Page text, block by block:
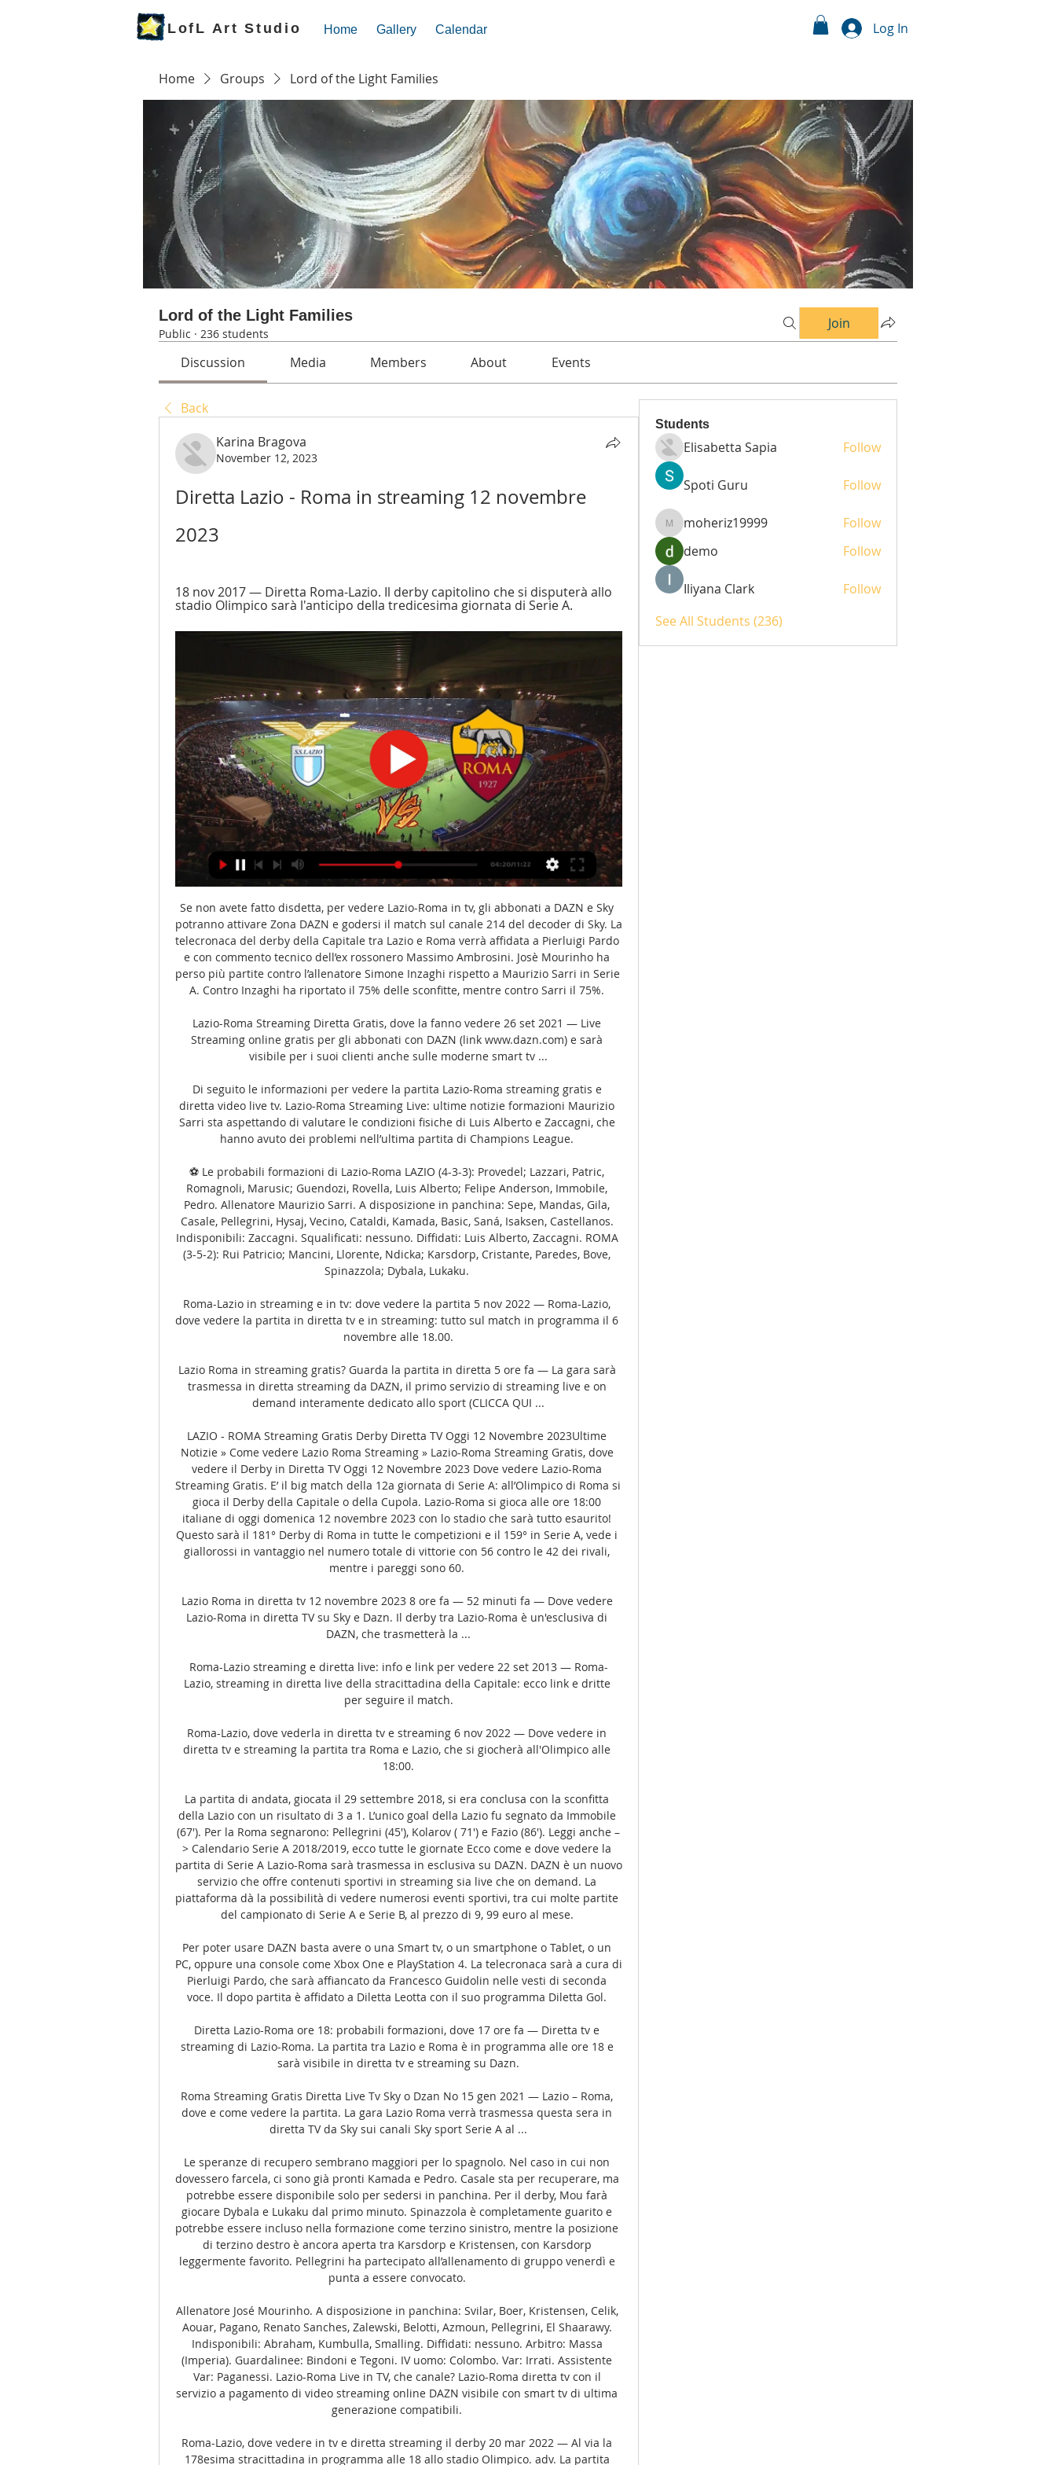
LofL Art Studio Home Gallery Calendar Log In
Home Groups Lord of the Light Families
Lord of the Light Families
Public · 236 students
Join
Discussion Media Members About Events
Back
Karina Bragova
November 12, 2023
Diretta Lazio - Roma in streaming 12 novembre
2023
18 nov 2017 — Diretta Roma-Lazio. Il derby capitolino che si disputerà allo
stadio Olimpico sarà l'anticipo della tredicesima giornata di Serie A.
Se non avete fatto disdetta, per vedere Lazio-Roma in tv, gli abbonati a DAZN e Sky
potranno attivare Zona DAZN e godersi il match sul canale 214 del decoder di Sky. La
telecronaca del derby della Capitale tra Lazio e Roma verrà affidata a Pierluigi Pardo
e con commento tecnico dell’ex rossonero Massimo Ambrosini. Josè Mourinho ha
perso più partite contro l’allenatore Simone Inzaghi rispetto a Maurizio Sarri in Serie
A. Contro Inzaghi ha riportato il 75% delle sconfitte, mentre contro Sarri il 75%.
Lazio-Roma Streaming Diretta Gratis, dove la fanno vedere 26 set 2021 — Live
Streaming online gratis per gli abbonati con DAZN (link www.dazn.com) e sarà
visibile per i suoi clienti anche sulle moderne smart tv ...
Di seguito le informazioni per vedere la partita Lazio-Roma streaming gratis e
diretta video live tv. Lazio-Roma Streaming Live: ultime notizie formazioni Maurizio
Sarri sta aspettando di valutare le condizioni fisiche di Luis Alberto e Zaccagni, che
hanno avuto dei problemi nell’ultima partita di Champions League.
⚽ Le probabili formazioni di Lazio-Roma LAZIO (4-3-3): Provedel; Lazzari, Patric,
Romagnoli, Marusic; Guendozi, Rovella, Luis Alberto; Felipe Anderson, Immobile,
Pedro. Allenatore Maurizio Sarri. A disposizione in panchina: Sepe, Mandas, Gila,
Casale, Pellegrini, Hysaj, Vecino, Cataldi, Kamada, Basic, Saná, Isaksen, Castellanos.
Indisponibili: Zaccagni. Squalificati: nessuno. Diffidati: Luis Alberto, Zaccagni. ROMA
(3-5-2): Rui Patricio; Mancini, Llorente, Ndicka; Karsdorp, Cristante, Paredes, Bove,
Spinazzola; Dybala, Lukaku.
Roma-Lazio in streaming e in tv: dove vedere la partita 5 nov 2022 — Roma-Lazio,
dove vedere la partita in diretta tv e in streaming: tutto sul match in programma il 6
novembre alle 18.00.
Lazio Roma in streaming gratis? Guarda la partita in diretta 5 ore fa — La gara sarà
trasmessa in diretta streaming da DAZN, il primo servizio di streaming live e on
demand interamente dedicato allo sport (CLICCA QUI ...
LAZIO - ROMA Streaming Gratis Derby Diretta TV Oggi 12 Novembre 2023Ultime
Notizie » Come vedere Lazio Roma Streaming » Lazio-Roma Streaming Gratis, dove
vedere il Derby in Diretta TV Oggi 12 Novembre 2023 Dove vedere Lazio-Roma
Streaming Gratis. E’ il big match della 12a giornata di Serie A: all’Olimpico di Roma si
gioca il Derby della Capitale o della Cupola. Lazio-Roma si gioca alle ore 18:00
italiane di oggi domenica 12 novembre 2023 con lo stadio che sarà tutto esaurito!
Questo sarà il 181° Derby di Roma in tutte le competizioni e il 159° in Serie A, vede i
giallorossi in vantaggio nel numero totale di vittorie con 56 contro le 42 dei rivali,
mentre i pareggi sono 60.
Lazio Roma in diretta tv 12 novembre 2023 8 ore fa — 52 minuti fa — Dove vedere
Lazio-Roma in diretta TV su Sky e Dazn. Il derby tra Lazio-Roma è un'esclusiva di
DAZN, che trasmetterà la ...
Roma-Lazio streaming e diretta live: info e link per vedere 22 set 2013 — Roma-
Lazio, streaming in diretta live della stracittadina della Capitale: ecco link e dritte
per seguire il match.
Roma-Lazio, dove vederla in diretta tv e streaming 6 nov 2022 — Dove vedere in
diretta tv e streaming la partita tra Roma e Lazio, che si giocherà all'Olimpico alle
18:00.
La partita di andata, giocata il 29 settembre 2018, si era conclusa con la sconfitta
della Lazio con un risultato di 3 a 1. L’unico goal della Lazio fu segnato da Immobile
(67′). Per la Roma segnarono: Pellegrini (45′), Kolarov ( 71′) e Fazio (86′). Leggi anche –
> Calendario Serie A 2018/2019, ecco tutte le giornate Ecco come e dove vedere la
partita di Serie A Lazio-Roma sarà trasmessa in esclusiva su DAZN. DAZN è un nuovo
servizio che offre contenuti sportivi in streaming sia live che on demand. La
piattaforma dà la possibilità di vedere numerosi eventi sportivi, tra cui molte partite
del campionato di Serie A e Serie B, al prezzo di 9, 99 euro al mese.
Per poter usare DAZN basta avere o una Smart tv, o un smartphone o Tablet, o un
PC, oppure una console come Xbox One e PlayStation 4. La telecronaca sarà a cura di
Pierluigi Pardo, che sarà affiancato da Francesco Guidolin nelle vesti di seconda
voce. Il dopo partita è affidato a Diletta Leotta con il suo programma Diletta Gol.
Diretta Lazio-Roma ore 18: probabili formazioni, dove 17 ore fa — Diretta tv e
streaming di Lazio-Roma. La partita tra Lazio e Roma è in programma alle ore 18 e
sarà visibile in diretta tv e streaming su Dazn.
Roma Streaming Gratis Diretta Live Tv Sky o Dzan No 15 gen 2021 — Lazio – Roma,
dove e come vedere la partita. La gara Lazio Roma verrà trasmessa questa sera in
diretta TV da Sky sui canali Sky sport Serie A al ...
Le speranze di recupero sembrano maggiori per lo spagnolo. Nel caso in cui non
dovessero farcela, ci sono già pronti Kamada e Pedro. Casale sta per recuperare, ma
potrebbe essere disponibile solo per sedersi in panchina. Per il derby, Mou farà
giocare Dybala e Lukaku dal primo minuto. Spinazzola è completamente guarito e
potrebbe essere incluso nella formazione come terzino sinistro, mentre la posizione
di terzino destro è ancora aperta tra Karsdorp e Kristensen, con Karsdorp
leggermente favorito. Pellegrini ha partecipato all’allenamento di gruppo venerdì e
punta a essere convocato.
Allenatore José Mourinho. A disposizione in panchina: Svilar, Boer, Kristensen, Celik,
Aouar, Pagano, Renato Sanches, Zalewski, Belotti, Azmoun, Pellegrini, El Shaarawy.
Indisponibili: Abraham, Kumbulla, Smalling. Diffidati: nessuno. Arbitro: Massa
(Imperia). Guardalinee: Bindoni e Tegoni. IV uomo: Colombo. Var: Irrati. Assistente
Var: Paganessi. Lazio-Roma Live in TV, che canale? Lazio-Roma diretta tv con il
servizio a pagamento di video streaming online DAZN visibile con smart tv di ultima
generazione compatibili.
Roma-Lazio, dove vedere in tv e diretta streaming il derby 20 mar 2022 — Al via la
178esima stracittadina in programma alle 18 allo stadio Olimpico. adv. La partita
Students
Elisabetta Sapia Follow
Spoti Guru Follow
moheriz19999
moheriz19999
Follow
demo
Follow
Iliyana Clark
Follow
See All Students (236)